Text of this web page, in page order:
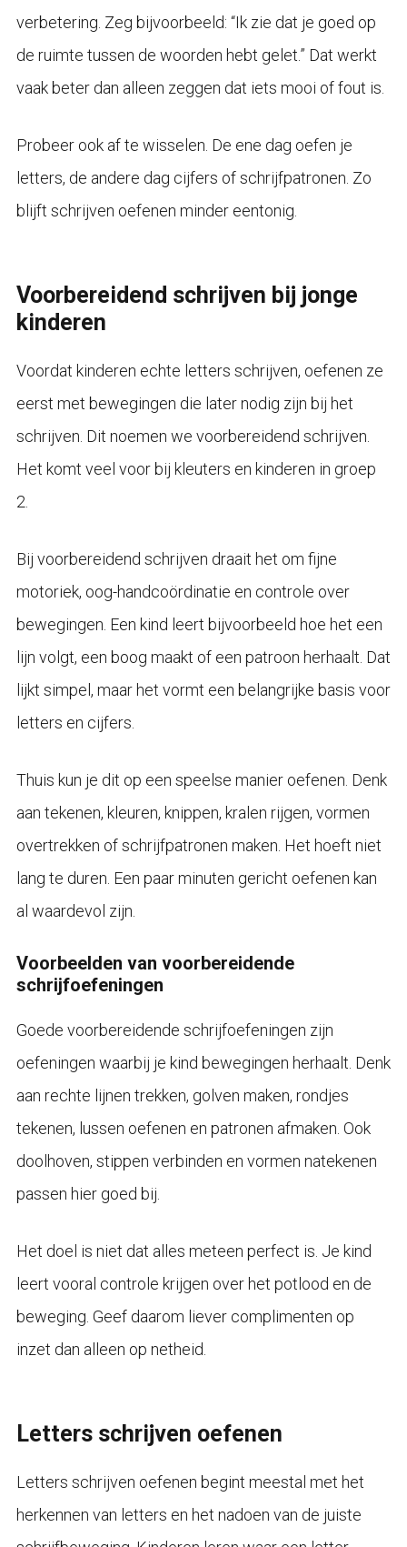
verbetering. Zeg bijvoorbeeld: “Ik zie dat je goed op
de ruimte tussen de woorden hebt gelet.” Dat werkt
vaak beter dan alleen zeggen dat iets mooi of fout is.
Probeer ook af te wisselen. De ene dag oefen je
letters, de andere dag cijfers of schrijfpatronen. Zo
blijft schrijven oefenen minder eentonig.
Voorbereidend schrijven bij jonge
kinderen
Voordat kinderen echte letters schrijven, oefenen ze
eerst met bewegingen die later nodig zijn bij het
schrijven. Dit noemen we voorbereidend schrijven.
Het komt veel voor bij kleuters en kinderen in groep
2.
Bij voorbereidend schrijven draait het om fijne
motoriek, oog-handcoördinatie en controle over
bewegingen. Een kind leert bijvoorbeeld hoe het een
lijn volgt, een boog maakt of een patroon herhaalt. Dat
lijkt simpel, maar het vormt een belangrijke basis voor
letters en cijfers.
Thuis kun je dit op een speelse manier oefenen. Denk
aan tekenen, kleuren, knippen, kralen rijgen, vormen
overtrekken of schrijfpatronen maken. Het hoeft niet
lang te duren. Een paar minuten gericht oefenen kan
al waardevol zijn.
Voorbeelden van voorbereidende
schrijfoefeningen
Goede voorbereidende schrijfoefeningen zijn
oefeningen waarbij je kind bewegingen herhaalt. Denk
aan rechte lijnen trekken, golven maken, rondjes
tekenen, lussen oefenen en patronen afmaken. Ook
doolhoven, stippen verbinden en vormen natekenen
passen hier goed bij.
Het doel is niet dat alles meteen perfect is. Je kind
leert vooral controle krijgen over het potlood en de
beweging. Geef daarom liever complimenten op
inzet dan alleen op netheid.
Letters schrijven oefenen
Letters schrijven oefenen begint meestal met het
herkennen van letters en het nadoen van de juiste